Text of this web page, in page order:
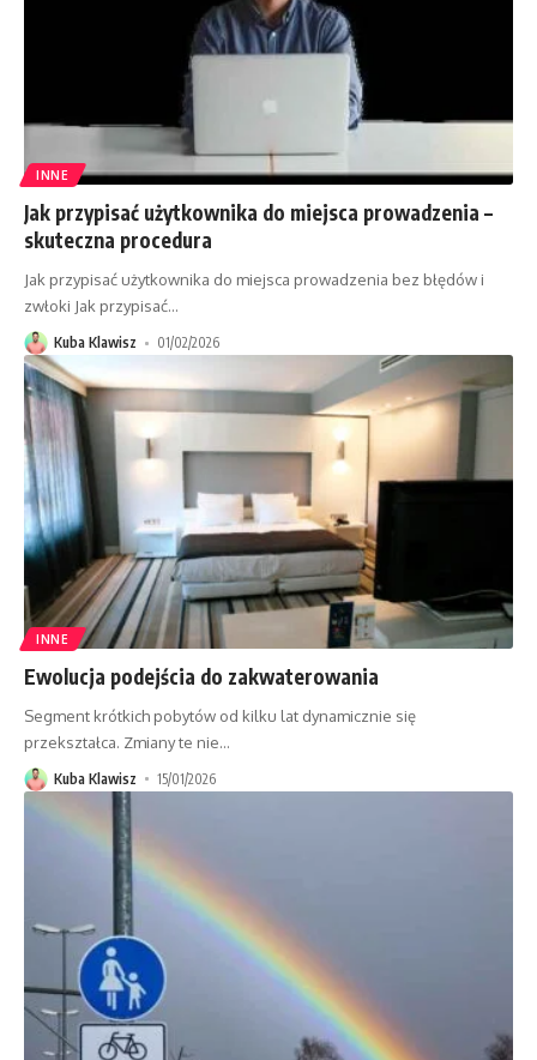
INNE
Jak przypisać użytkownika do miejsca prowadzenia –
skuteczna procedura
Jak przypisać użytkownika do miejsca prowadzenia bez błędów i
zwłoki Jak przypisać…
Kuba Klawisz 01/02/2026
INNE
Ewolucja podejścia do zakwaterowania
Segment krótkich pobytów od kilku lat dynamicznie się
przekształca. Zmiany te nie…
Kuba Klawisz 15/01/2026